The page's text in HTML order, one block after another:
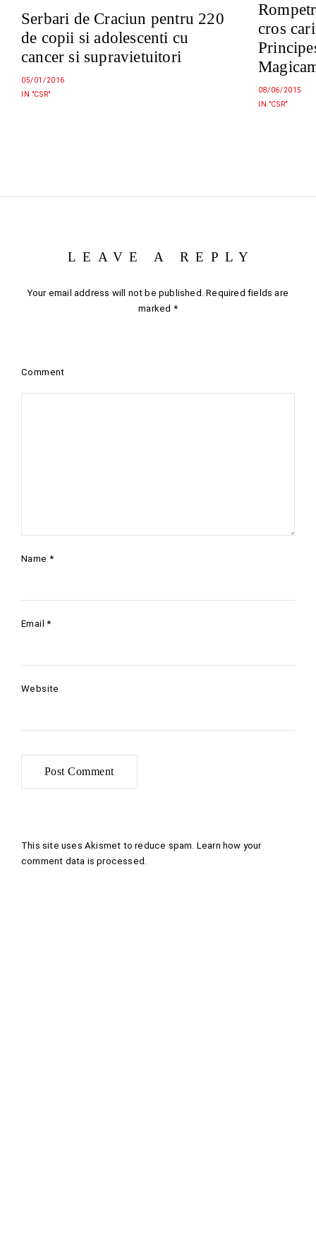
Serbari de Craciun pentru 220
de copii si adolescenti cu
cancer si supravietuitori
05/01/2016
IN "CSR"
cros
08/06/2015
IN "CSR"
LEAVE A REPLY
Your email address will not be published. Required fields are
marked *
Comment
Name *
Email*
Website
This site uses Akismet to reduce spam. Learn how your
comment data is processed